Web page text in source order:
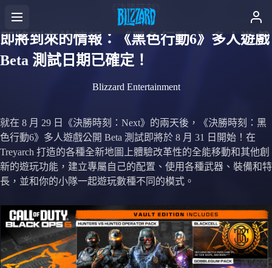
《決勝時刻》
即將到來的情報：《黑色行動6》多人遊戲
Beta 測試日期已確定！
Blizzard Entertainment
就在 8 月 29 日《決勝時刻：Next》的兩天後，《決勝時刻：黑
色行動6》多人遊戲公開 Beta 測試即將於 8 月 31 日開始！在
Treyarch 打造的各種全新地圖上體驗改革性的全能移動和其他創
新的遊玩功能，建立專屬自己的配置、使用各種武器、裝備和特
長，並和你的小隊一起遊玩數種不同的模式。